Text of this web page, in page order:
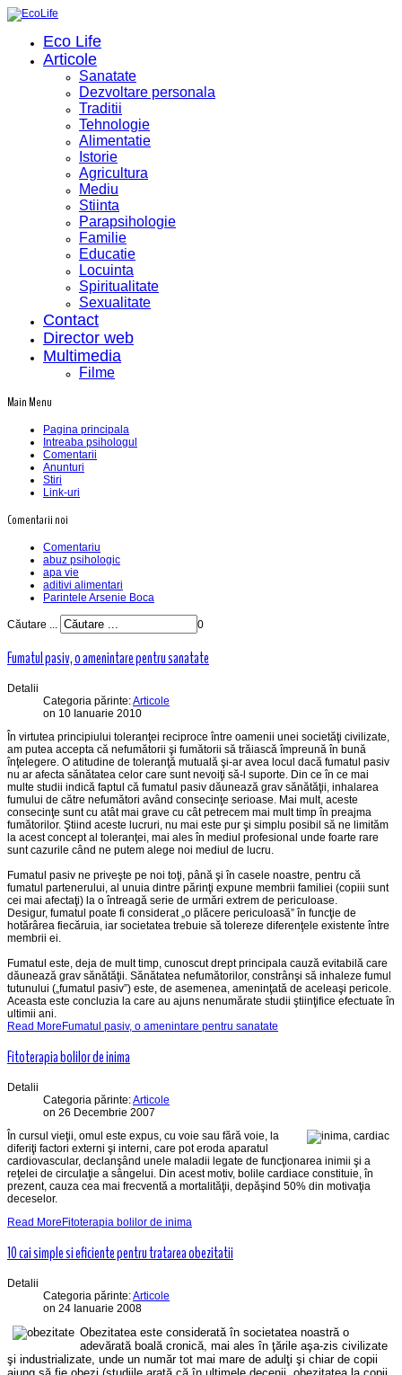
Eco Life
Articole
Sanatate
Dezvoltare personala
Traditii
Tehnologie
Alimentatie
Istorie
Agricultura
Mediu
Stiinta
Parapsihologie
Familie
Educatie
Locuinta
Spiritualitate
Sexualitate
Contact
Director web
Multimedia
Filme
Main Menu
Pagina principala
Intreaba psihologul
Comentarii
Anunturi
Stiri
Link-uri
Comentarii noi
Comentariu
abuz psihologic
apa vie
aditivi alimentari
Parintele Arsenie Boca
Căutare ... 0
Fumatul pasiv, o amenintare pentru sanatate
Detalii
Categoria părinte:Articole
on 10 Ianuarie 2010
În virtutea principiului toleranţei reciproce între oamenii unei societăţi civilizate,
am putea accepta că nefumătorii şi fumătorii să trăiască împreună în bună
înţelegere. O atitudine de toleranţă mutuală şi-ar avea locul dacă fumatul pasiv
nu ar afecta sănătatea celor care sunt nevoiţi să-l suporte. Din ce în ce mai
multe studii indică faptul că fumatul pasiv dăunează grav sănătăţii, inhalarea
fumului de către nefumători având consecinţe serioase. Mai mult, aceste
consecinţe sunt cu atât mai grave cu cât petrecem mai mult timp în preajma
fumătorilor. Ştiind aceste lucruri, nu mai este pur şi simplu posibil să ne limităm
la acest concept al toleranţei, mai ales în mediul profesional unde foarte rare
sunt cazurile când ne putem alege noi mediul de lucru.
Fumatul pasiv ne priveşte pe noi toţi, până şi în casele noastre, pentru că
fumatul partenerului, al unuia dintre părinţi expune membrii familiei (copiii sunt
cei mai afectaţi) la o întreagă serie de urmări extrem de periculoase.
Desigur, fumatul poate fi considerat „o plăcere periculoasă” în funcţie de
hotărârea fiecăruia, iar societatea trebuie să tolereze diferenţele existente între
membrii ei.
Fumatul este, deja de mult timp, cunoscut drept principala cauză evitabilă care
dăunează grav sănătăţii. Sănătatea nefumătorilor, constrânşi să inhaleze fumul
tutunului („fumatul pasiv”) este, de asemenea, ameninţată de aceleaşi pericole.
Aceasta este concluzia la care au ajuns nenumărate studii ştiinţifice efectuate în
ultimii ani.
Read MoreFumatul pasiv, o amenintare pentru sanatate
Fitoterapia bolilor de inima
Detalii
Categoria părinte:Articole
on 26 Decembrie 2007
În cursul vieţii, omul este expus, cu voie sau fără voie, la
diferiţi factori externi şi interni, care pot eroda aparatul
cardiovascular, declanşând unele maladii legate de funcţionarea inimii şi a
reţelei de circulaţie a sângelui. Din acest motiv, bolile cardiace constituie, în
prezent, cauza cea mai frecventă a mortalităţii, depăşind 50% din motivaţia
deceselor.
Read MoreFitoterapia bolilor de inima
10 cai simple si eficiente pentru tratarea obezitatii
Detalii
Categoria părinte:Articole
on 24 Ianuarie 2008
Obezitatea este considerată în societatea noastră o
adevărată boală cronică, mai ales în ţările aşa-zis civilizate
şi industrializate, unde un număr tot mai mare de adulţi şi chiar de copii